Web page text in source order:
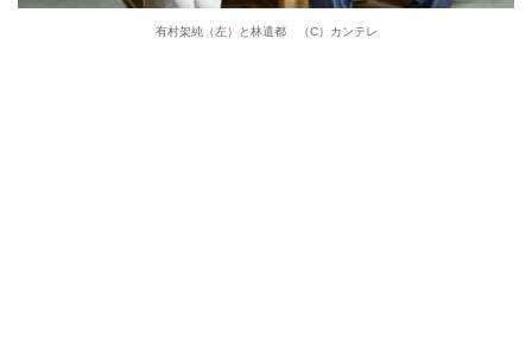
有村架純（左）と林遣都 （C）カンテレ